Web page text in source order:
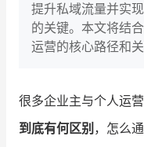
产品更新动态
品牌消费观
新零售资讯
提升私域流量并实
的关键。本文将结
运营的核心路径和关
很多企业主与个人运营
到底有何区别 ，怎么